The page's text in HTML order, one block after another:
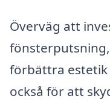
Överväg att
förbättra estetik
också för att